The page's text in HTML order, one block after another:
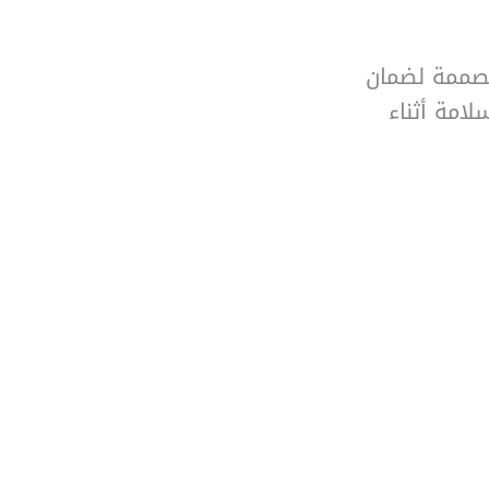
للحريق (2×1.5 مم² و2×2.5 مم²) مصممة لضمان
أثناء